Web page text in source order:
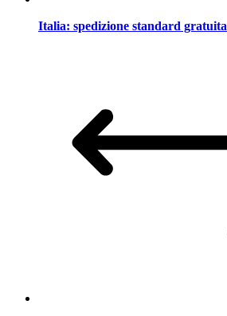
Italia: spedizione standard gratuita